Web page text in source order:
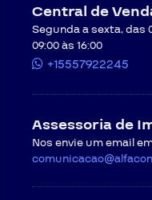
Central de
Segunda a sexta, das
09:00 às 16:00
+15557922245
Assessoria de
Nos envie um email